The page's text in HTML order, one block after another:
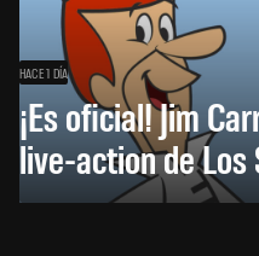
HACE 1 DÍA
¡Es oficial! Jim
live-action de Los